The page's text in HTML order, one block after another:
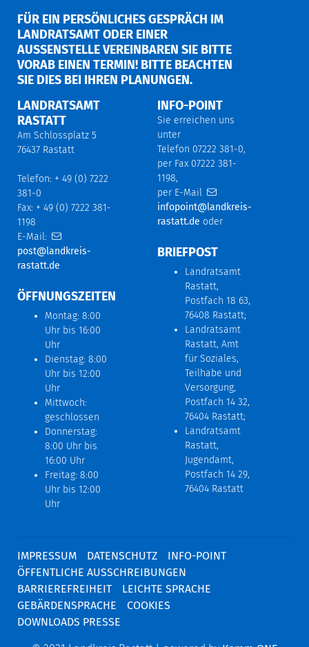
FÜR EIN PERSÖNLICHES GESPRÄCH IM
LANDRATSAMT ODER EINER
AUSSENSTELLE VEREINBAREN SIE BITTE V
ORAB EINEN TERMIN! BITTE BEACHTEN S
IE DIES BEI IHREN PLANUNGEN.
LANDRATSAMT
RASTATT
Am Schlossplatz 5
76437 Rastatt
Telefon: + 49 (0) 7222
381-0
Fax: + 49 (0) 7222 381-
1198
E-Mail:
post@landkreis-
rastatt.de
ÖFFNUNGSZEITEN
Montag: 8:00
Uhr bis 16:00
Uhr
Dienstag: 8:00
Uhr bis 12:00
Uhr
Mittwoch:
geschlossen
Donnerstag:
8:00 Uhr bis
16:00 Uhr
Freitag: 8:00
Uhr bis 12:00
Uhr
INFO-POINT
Sie erreichen uns
unter
Telefon 07222 381-0,
per Fax 07222 381-
1198,
per E-Mail
infopoint@landkreis-
rastatt.de oder
BRIEFPOST
Landratsamt
Rastatt,
Postfach 18 63,
76408 Rastatt;
Landratsamt
Rastatt, Amt
für Soziales,
Teilhabe und
Versorgung,
Postfach 14 32,
76404 Rastatt;
Landratsamt
Rastatt,
Jugendamt,
Postfach 14 29,
76404 Rastatt
IMPRESSUM DATENSCHUTZ
INFO-POINT
ÖFFENTLICHE AUSSCHREIBUNGEN
BARRIEREFREIHEIT
LEICHTE SPRACHE
GEBÄRDENSPRACHE
COOKIES
DOWNLOADS PRESSE